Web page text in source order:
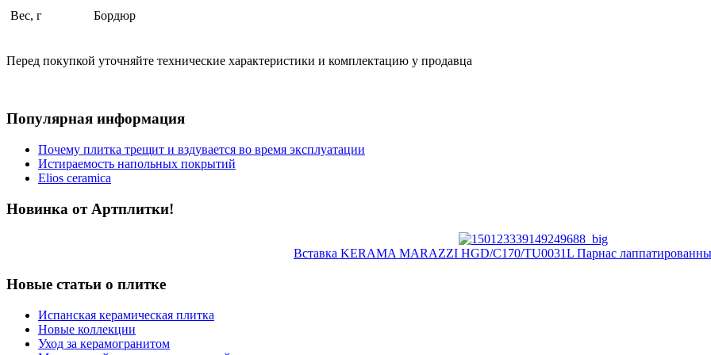
Вес, г Бордюр
Перед покупкой уточняйте технические характеристики и комплектацию у продавца
Популярная информация
Почему плитка трещит и вздувается во время эксплуатации
Истираемость напольных покрытий
Elios ceramica
Новинка от Артплитки!
Вставка KERAMA MARAZZI HGD/C170/TU0031L Парнас
Новые статьи о плитке
Испанская керамическая плитка
Новые коллекции
Уход за керамогранитом